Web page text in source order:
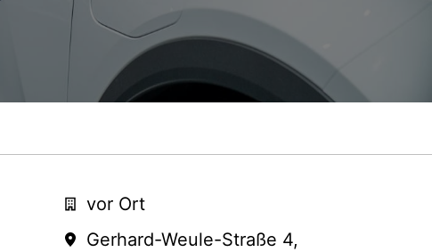
vor Ort
Gerhard-Weule-Straße 4,